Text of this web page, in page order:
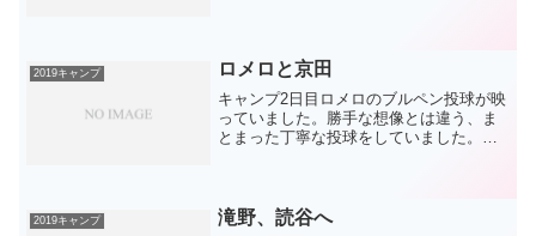
げるしかないのですが(^...
2019キャンプ ロメロと京田
キャンプ2日目ロメロのブルペン投球が映
っていました。勝手な想像とは違う、ま
とまった丁寧な投球をしていました。イ
う。そこはウインターリーグ...
2019キャンプ 滝野、読谷へ